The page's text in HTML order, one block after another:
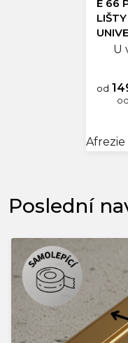
E 66
mmU
od
Afrezie
Poslední